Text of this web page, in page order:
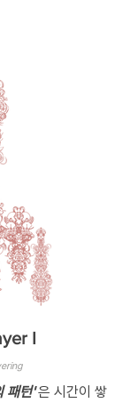
I
패턴'은 시간이 쌓